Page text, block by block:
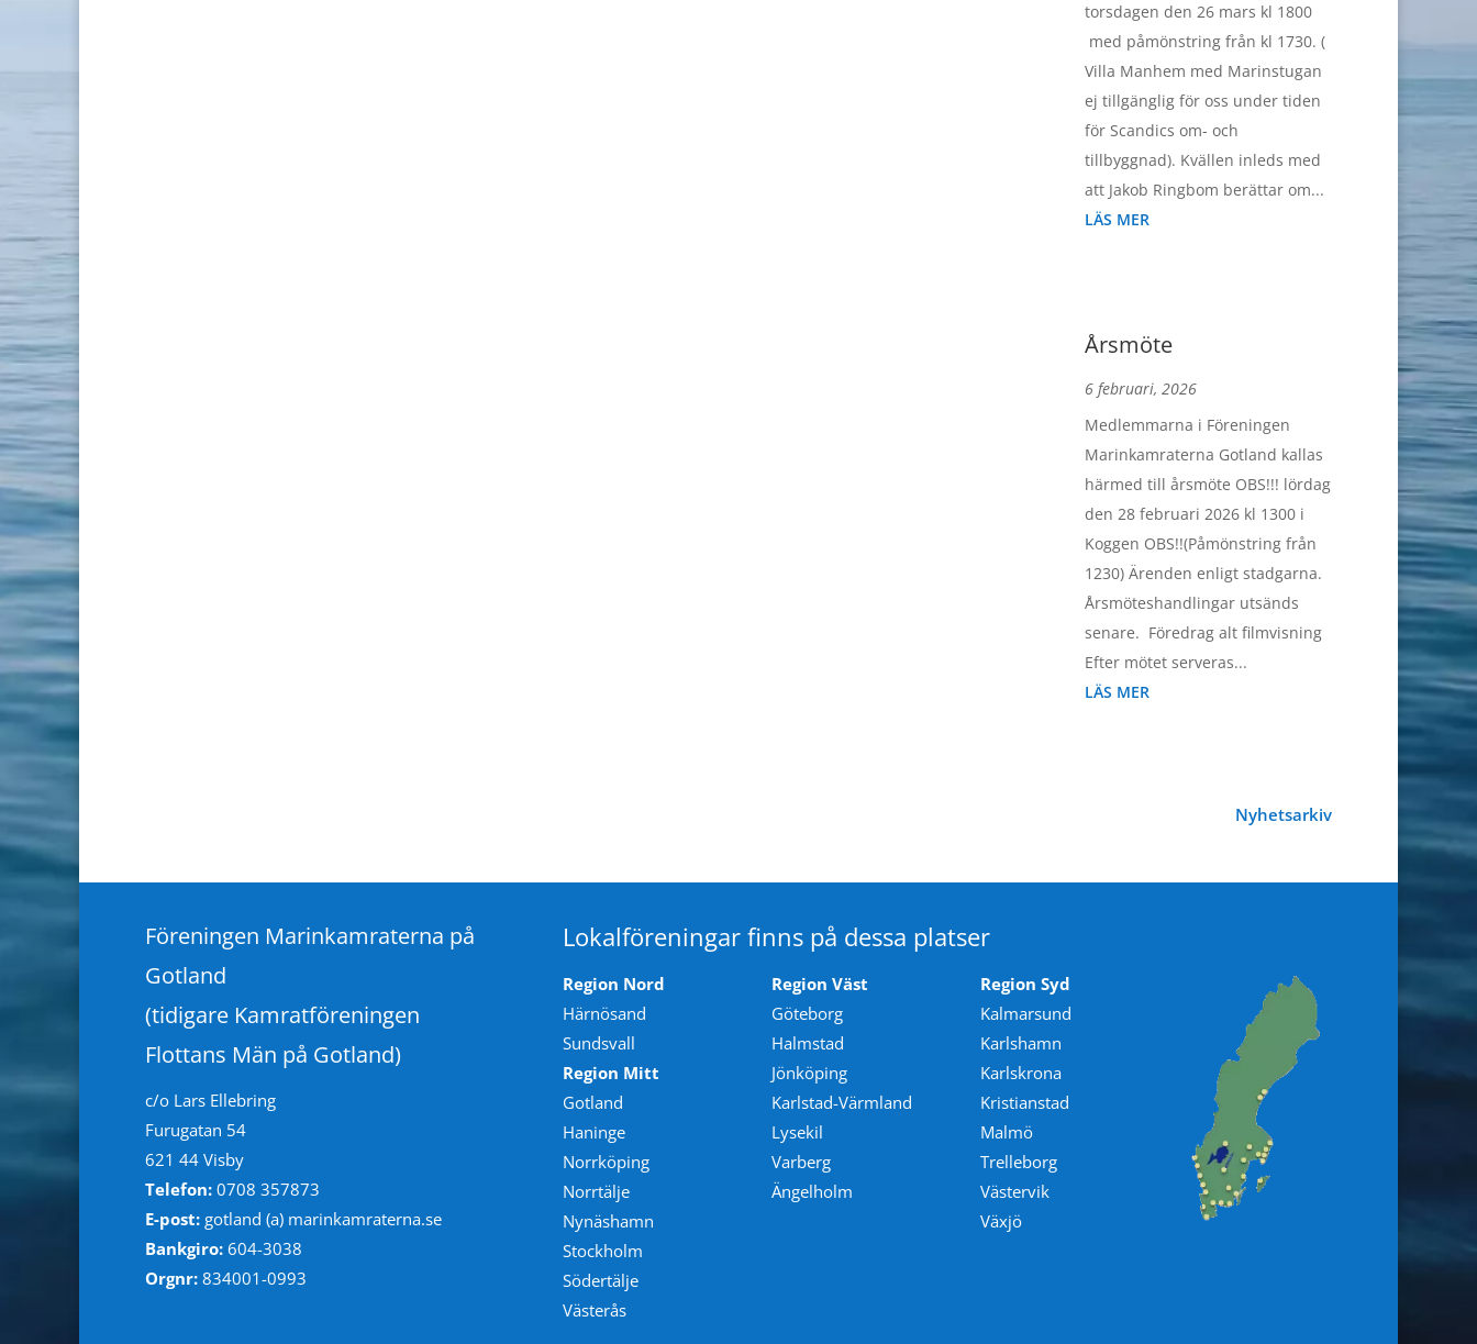
torsdagen den 26 mars kl 1800
med påmönstring från kl 1730. (
Villa Manhem med Marinstugan
ej tillgänglig för oss under tiden
för Scandics om- och
tillbyggnad). Kvällen inleds med
att Jakob Ringbom berättar om...
LÄS MER
Årsmöte
6 februari, 2026
Medlemmarna i Föreningen
Marinkamraterna Gotland kallas
härmed till årsmöte OBS!!! lördag
den 28 februari 2026 kl 1300 i
Koggen OBS!!(Påmönstring från
1230) Ärenden enligt stadgarna.
Årsmöteshandlingar utsänds
senare. Föredrag alt filmvisning
Efter mötet serveras...
LÄS MER
Nyhetsarkiv
Föreningen Marinkamraterna på
Gotland
(tidigare Kamratföreningen
Flottans Män på Gotland)
c/o Lars Ellebring
Furugatan 54
621 44 Visby
Telefon: 0708 357873
E-post: gotland (a) marinkamraterna.se
Bankgiro: 604-3038
Orgnr: 834001-0993
Lokalföreningar finns på dessa platser
Region Nord
Härnösand
Sundsvall
Region Mitt
Gotland
Haninge
Norrköping
Norrtälje
Nynäshamn
Stockholm
Södertälje
Västerås
Region Väst
Göteborg
Halmstad
Jönköping
Karlstad-Värmland
Lysekil
Varberg
Ängelholm
Region Syd
Kalmarsund
Karlshamn
Karlskrona
Kristianstad
Malmö
Trelleborg
Västervik
Växjö